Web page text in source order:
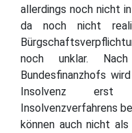
allerdings noch nicht
da noch nicht
noch unklar.
Bundesfinanzhofs
Insolvenz erst
Insolvenzverfahrens
können auch nicht